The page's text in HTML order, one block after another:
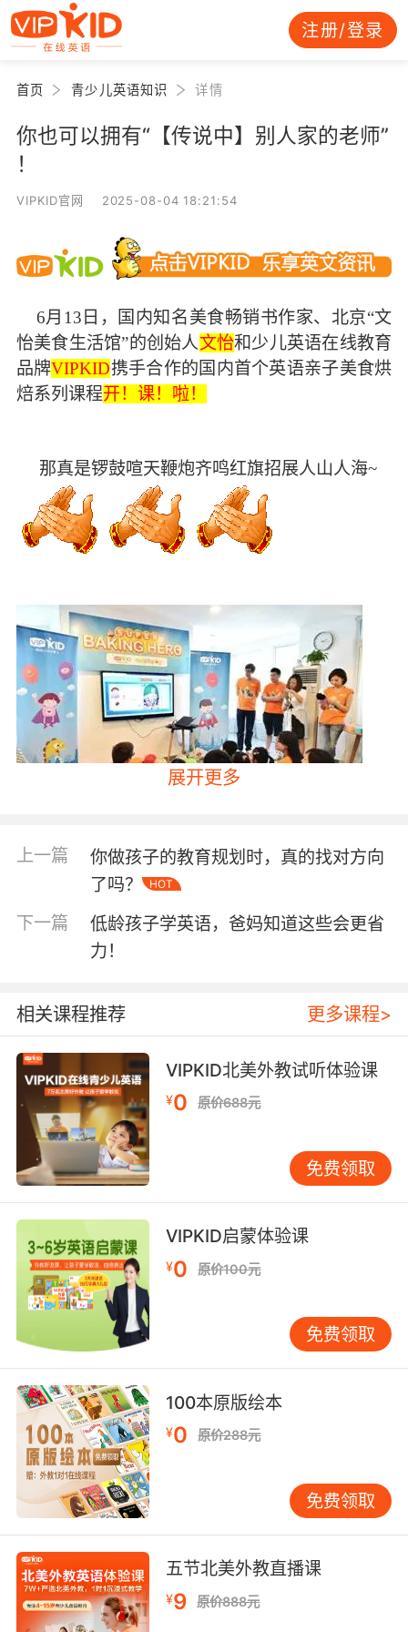
注册/登录
首页 青少儿英语知识 详情
你也可以拥有“【传说中】别人家的老师”
！
VIPKID官网 2025-08-04 18:21:54
    6
月13日，国内知名美食畅销书作家、北京“文
怡美食生活馆”的创始人文怡和少儿英语在线教育
品牌VIPKID携手合作的国内首个英语亲子美食烘
焙系列课程开！课！啦！
     那真是锣鼓喧天鞭炮齐鸣红旗招展人山人海~
（宝贝们和文怡以及VIPKID的外教老师一起连线远在大洋彼岸
的北美老师）
北京望京的文怡美食生活馆内，鲜艳有趣的游
齐专业的烘焙操作台使得前来上课的小朋友们兴
奋不已。
展开更多
上一篇
你做孩子的教育规划时，真的找对方向
了吗？
HOT
下一篇
低龄孩子学英语，爸妈知道这些会更省
力！
相关课程推荐 更多课程>
VIPKID北美外教试听体验课
¥0 原价688元
免费领取
VIPKID启蒙体验课
¥0 原价100元
免费领取
100本原版绘本
¥0 原价288元
免费领取
五节北美外教直播课
¥9 原价888元